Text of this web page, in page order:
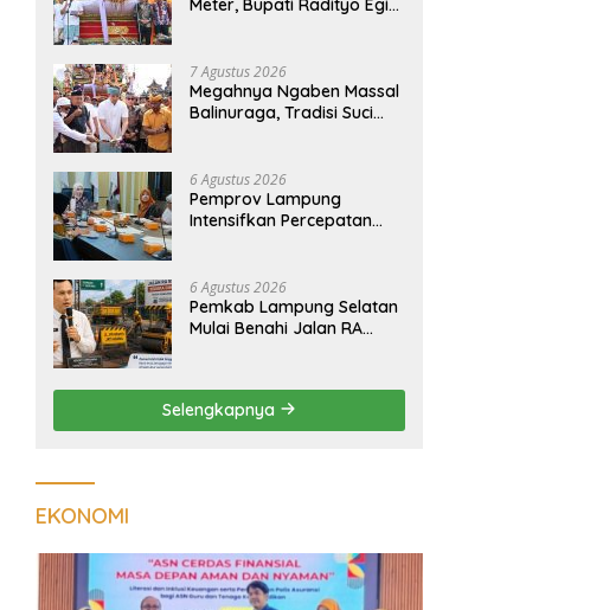
Meter, Bupati Radityo Egi
‘Penglipuran’ Kedua pada
2027
7 Agustus 2026
Megahnya Ngaben Massal
Balinuraga, Tradisi Suci
dan Merekatkan Ikatan
Keluarga
6 Agustus 2026
Pemprov Lampung
Intensifkan Percepatan
Tanggamus
6 Agustus 2026
Pemkab Lampung Selatan
Mulai Benahi Jalan RA
Demi Keselamatan
Pengguna Jalan
Selengkapnya
EKONOMI